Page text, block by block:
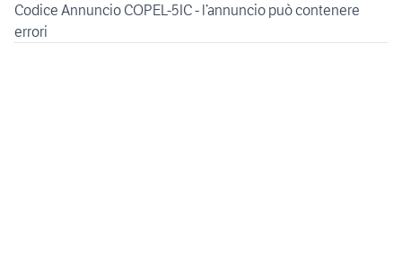
Codice Annuncio COPEL-5IC - l’annuncio può contenere